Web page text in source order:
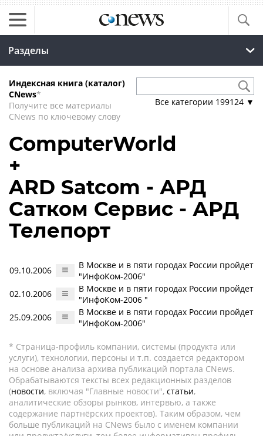
Разделы
Индексная книга (каталог)
CNews*
Получите все материалы
CNews по ключевому слову
Все категории 199124 ▼
ComputerWorld
+
ARD Satcom - АРД
Сатком Сервис - АРД
Телепорт
09.10.2006
В Москве и в пяти городах России пройдет
"ИнфоКом-2006"
02.10.2006
В Москве и в пяти городах России пройдет
"ИнфоКом-2006 "
25.09.2006
В Москве и в пяти городах России пройдет
"ИнфоКом-2006"
* Страница-профиль компании, системы (продукта или
услуги), технологии, персоны и т.п. создается редактором
на основе анализа архива публикаций портала CNews.
Обрабатываются тексты всех редакционных разделов
(новости, включая "Главные новости", статьи,
аналитические обзоры рынков, интервью, а также
содержание партнёрских проектов). Таким образом, чем
больше публикаций на CNews было с именем компании